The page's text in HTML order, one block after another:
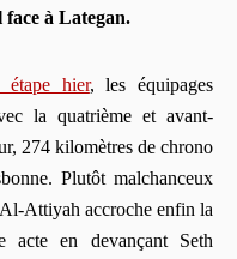
face à Lategan.
étape hier, les équipages
la quatrième et avant-
274 kilomètres de chrono
Plutôt malchanceux
Attiyah accroche enfin la
acte en devançant Seth